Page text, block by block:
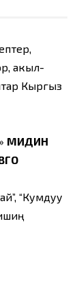
акыл-
Кыргыз
МИДИН
“Кумдуу